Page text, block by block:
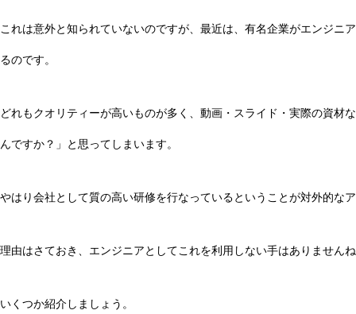
これは意外と知られていないのですが、最近は、有名企業がエンジニ
るのです。
どれもクオリティーが高いものが多く、動画・スライド・実際の資材
んですか？」と思ってしまいます。
やはり会社として質の高い研修を行なっているということが対外的な
理由はさておき、エンジニアとしてこれを利用しない手はありません
いくつか紹介しましょう。